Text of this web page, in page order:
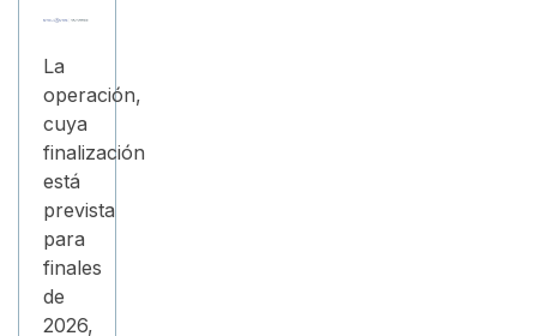
La
operación,
cuya
finalización
está
prevista
para
finales
de
2026,